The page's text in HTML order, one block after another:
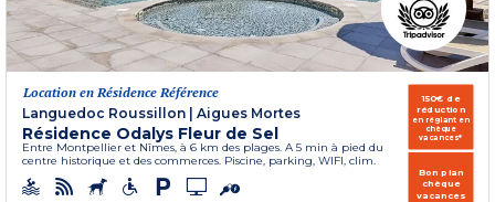
Location en Résidence Référence
Languedoc Roussillon | Aigues Mortes
Résidence Odalys Fleur de Sel
Entre Montpellier et Nîmes, à 6 km des plages. A 5 min à pied du
centre historique et des commerces. Piscine, parking, WIFI, clim.
150€ de
réduction
en réglant en
chèque
vacances*
Bon plan
chèque
vacances